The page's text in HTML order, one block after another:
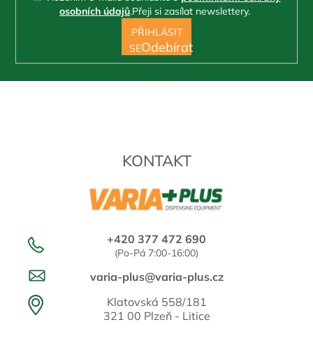
KONTAKT
+420 377 472 690
(Po-Pá 7:00-16:00)
varia-plus@varia-plus.cz
Klatovská 558/181
321 00 Plzeň - Litice
osobních údajů.Přeji si zasílat newslettery.
PŘIHLÁSIT
SE